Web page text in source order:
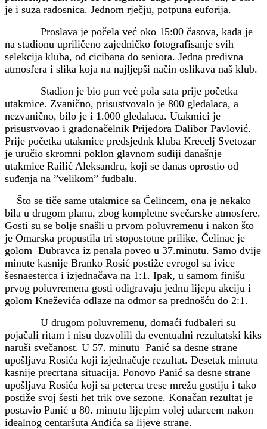
je i suza radosnica. Jednom rječju, potpuna euforija.
Proslava je počela već oko 15:00 časova, kada je
na stadionu upriličeno zajedničko fotografisanje svih
selekcija kluba, od cicibana do seniora. Jedna predivna
atmosfera i slika koja na najljepši način oslikava naš klub.
Stadion je bio pun već pola sata prije početka
utakmice. Zvanično, prisustvovalo je 800 gledalaca, a
nezvanično, bilo je i 1.000 gledalaca. Utakmici je
prisustvovao i gradonačelnik Prijedora Dalibor Pavlović.
Prije početka utakmice predsjednk kluba Krecelj Svetozar
je uručio skromni poklon glavnom sudiji današnje
utakmice Railić Aleksandru, koji se danas oprostio od
suđenja na ”velikom” fudbalu.
Što se tiče same utakmice sa Čelincem, ona je nekako
bila u drugom planu, zbog kompletne svečarske atmosfere.
Gosti su se bolje snašli u prvom poluvremenu i nakon što
je Omarska propustila tri stopostotne prilike, Čelinac je
golom Dubravca iz penala poveo u 37.minutu. Samo dvije
minute kasnije Branko Rosić postiže evrogol sa ivice
šesnaesterca i izjednačava na 1:1. Ipak, u samom finišu
prvog poluvremena gosti odigravaju jednu lijepu akciju i
golom Kneževića odlaze na odmor sa prednošću do 2:1.
U drugom poluvremenu, domaći fudbaleri su
pojačali ritam i nisu dozvolili da eventualni rezultatski kiks
naruši svečanost. U 57. minutu Panić sa desne strane
upošljava Rosića koji izjednačuje rezultat. Desetak minuta
kasnije precrtana situacija. Ponovo Panić sa desne strane
upošljava Rosića koji sa peterca trese mrežu gostiju i tako
postiže svoj šesti het trik ove sezone. Konačan rezultat je
postavio Panić u 80. minutu lijepim volej udarcem nakon
idealnog centaršuta Anđića sa lijeve strane.